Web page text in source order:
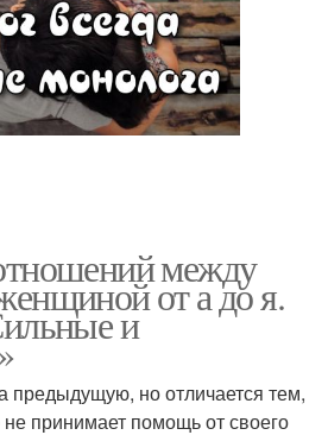
между
от а до я.
и
предыдущую, но отличается тем,
не принимает помощь от своего